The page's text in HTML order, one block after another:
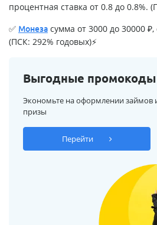
процентная ставка от 0.8 до 0.8%.
✅ Монеза сумма от 3000 до 30000 ₽,
(ПСК: 292% годовых)⚡
Выгодные
Экономьте на оформлении займов
призы
Перейти